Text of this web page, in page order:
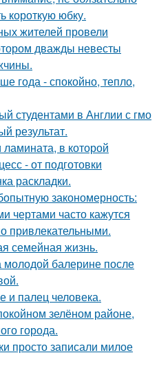
короткую юбку.
жителей провели
дважды невесты
года - спокойно, тепло,
студентами в Англии с гмо
результат.
в которой
- от подготовки
раскладки.
закономерность:
чертами часто кажутся
привлекательными.
семейная жизнь.
балерине после
и палец человека.
зелёном районе,
города.
просто записали милое